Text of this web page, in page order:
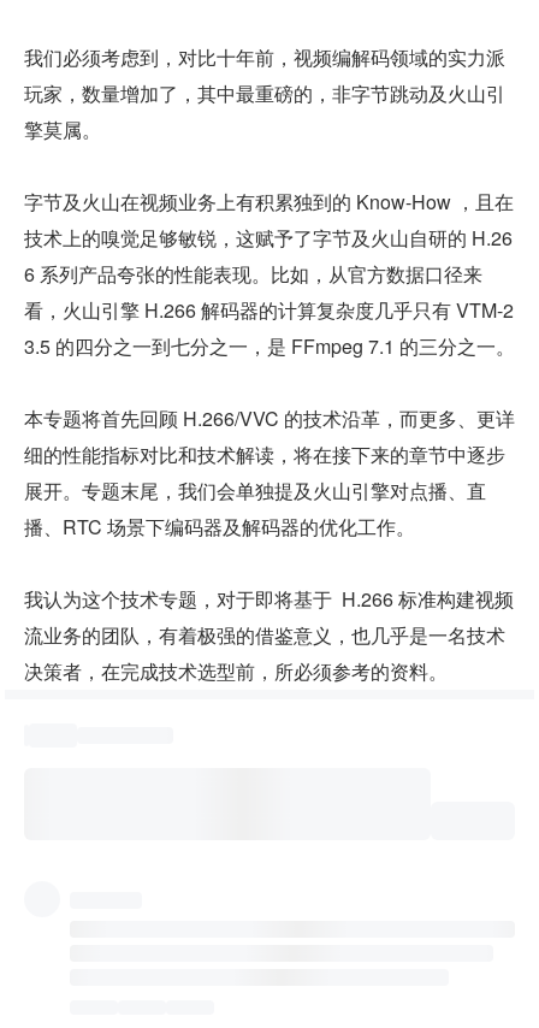
我们必须考虑到，对比十年前，视频编解码领域的实力派
玩家，数量增加了，其中最重磅的，非字节跳动及火山引
擎莫属。
字节及火山在视频业务上有积累独到的 Know-How ，且在
技术上的嗅觉足够敏锐，这赋予了字节及火山自研的 H.26
6 系列产品夸张的性能表现。比如，从官方数据口径来
看，火山引擎 H.266 解码器的计算复杂度几乎只有 VTM-2
3.5 的四分之一到七分之一，是 FFmpeg 7.1 的三分之一。
本专题将首先回顾 H.266/VVC 的技术沿革，而更多、更详
细的性能指标对比和技术解读，将在接下来的章节中逐步
展开。专题末尾，我们会单独提及火山引擎对点播、直
播、RTC 场景下编码器及解码器的优化工作。
我认为这个技术专题，对于即将基于  H.266 标准构建视频
流业务的团队，有着极强的借鉴意义，也几乎是一名技术
决策者，在完成技术选型前，所必须参考的资料。